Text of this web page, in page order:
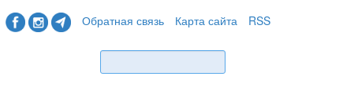
Обратная связь Карта сайта RSS